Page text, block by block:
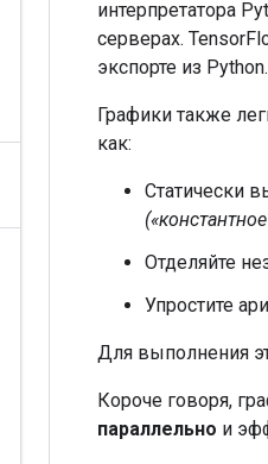
интерпретатора
серверах.
экспорте из Python.
Графики также
как:
Статически
Отделяйте
Упростите
Для выполнения
Короче говоря,
параллельно и